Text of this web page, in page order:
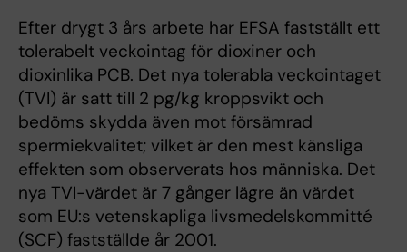
Efter drygt 3 års arbete har EFSA fastställt ett
tolerabelt veckointag för dioxiner och
dioxinlika PCB. Det nya tolerabla veckointaget
(TVI) är satt till 2 pg/kg kroppsvikt och
bedöms skydda även mot försämrad
spermiekvalitet; vilket är den mest känsliga
effekten som observerats hos människa. Det
nya TVI-värdet är 7 gånger lägre än värdet
som EU:s vetenskapliga livsmedelskommitté
(SCF) fastställde år 2001.